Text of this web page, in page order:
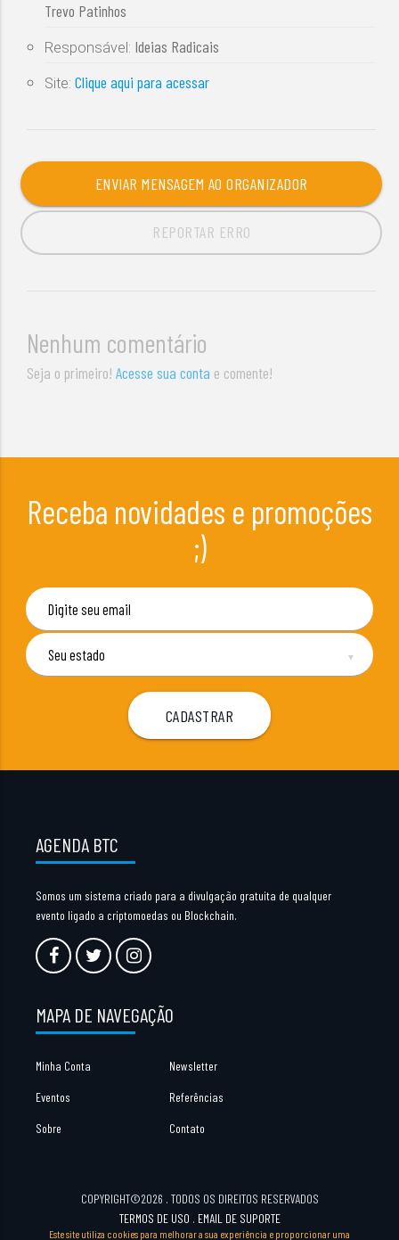
Trevo Patinhos
Responsável: Ideias Radicais
Site:Clique aqui para acessar
ENVIAR MENSAGEM AO ORGANIZADOR
REPORTAR ERRO
Nenhum comentário
Seja o primeiro!Acesse sua conta e comente!
Receba novidades e promoções
;)
▼
AGENDA BTC
Somos um sistema criado para a divulgação gratuita de qualquer
evento ligado a criptomoedas ou Blockchain.
MAPA DE NAVEGAÇÃO
Minha Conta Newsletter
Eventos Referências
Sobre Contato
COPYRIGHT©2026 . TODOS OS DIREITOS RESERVADOS
TERMOS DE USO . EMAIL DE SUPORTE
Este site utiliza cookies para melhorar a sua experiência e proporcionar uma